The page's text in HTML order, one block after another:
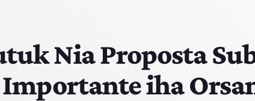
Nia Proposta
Importante iha